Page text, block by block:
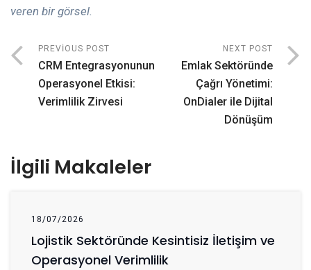
veren bir görsel.
PREVIOUS POST
CRM Entegrasyonunun
Operasyonel Etkisi:
Verimlilik Zirvesi
NEXT POST
Emlak Sektöründe
Çağrı Yönetimi:
OnDialer ile Dijital
Dönüşüm
İlgili Makaleler
18/07/2026
Lojistik Sektöründe Kesintisiz İletişim ve
Operasyonel Verimlilik